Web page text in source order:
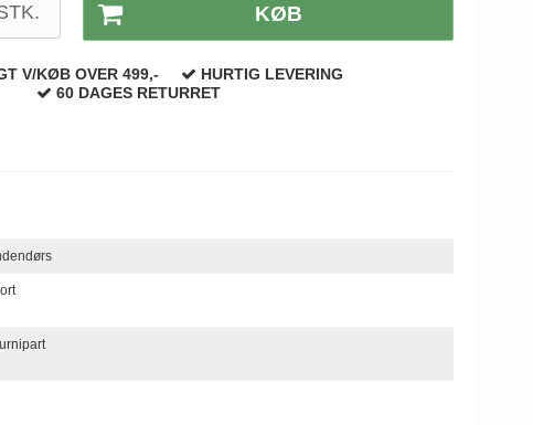
KØB
V/KØB OVER 499,-
HURTIG LEVERING
60 DAGES RETURRET